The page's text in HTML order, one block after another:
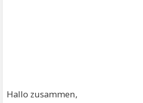
Hallo zusammen,